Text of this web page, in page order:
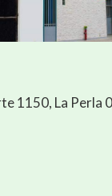
1150, La Perla